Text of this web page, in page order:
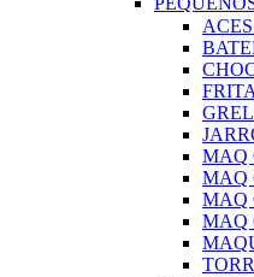
MAQ
MAQ
MAQ
MAQ